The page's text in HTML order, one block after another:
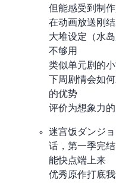
但能感受到制
在动画放送刚
大堆设定（水
不够用
类似单元剧的
下周剧情会如
的优势
评价为想象力
迷宫饭/ダンジ
24 话，第一季
能快点端上来
优秀原作打底(